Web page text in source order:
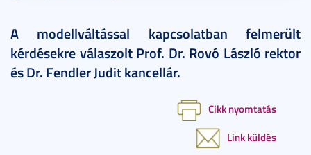
A modellváltással kapcsolatban felmerült
kérdésekre válaszolt Prof. Dr. Rovó László rektor
és Dr. Fendler Judit kancellár.
Cikk nyomtatás
Link küldés